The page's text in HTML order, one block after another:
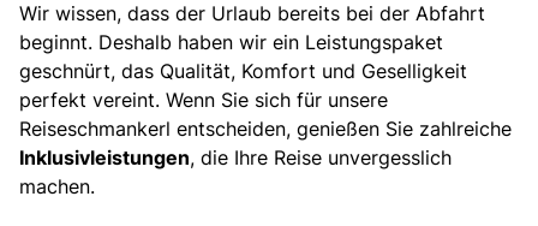
Wir wissen, dass der Urlaub bereits bei der Abfahrt
beginnt. Deshalb haben wir ein Leistungspaket
geschnürt, das Qualität, Komfort und Geselligkeit
perfekt vereint. Wenn Sie sich für unsere
Reiseschmankerl entscheiden, genießen Sie zahlreiche
Inklusivleistungen, die Ihre Reise unvergesslich
machen.